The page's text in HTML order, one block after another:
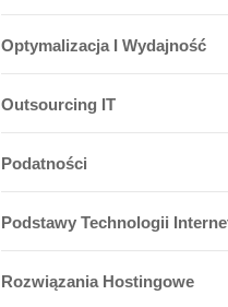
Optymalizacja I Wydajność
Outsourcing IT
Podatności
Podstawy Technologii
Rozwiązania Hostingowe